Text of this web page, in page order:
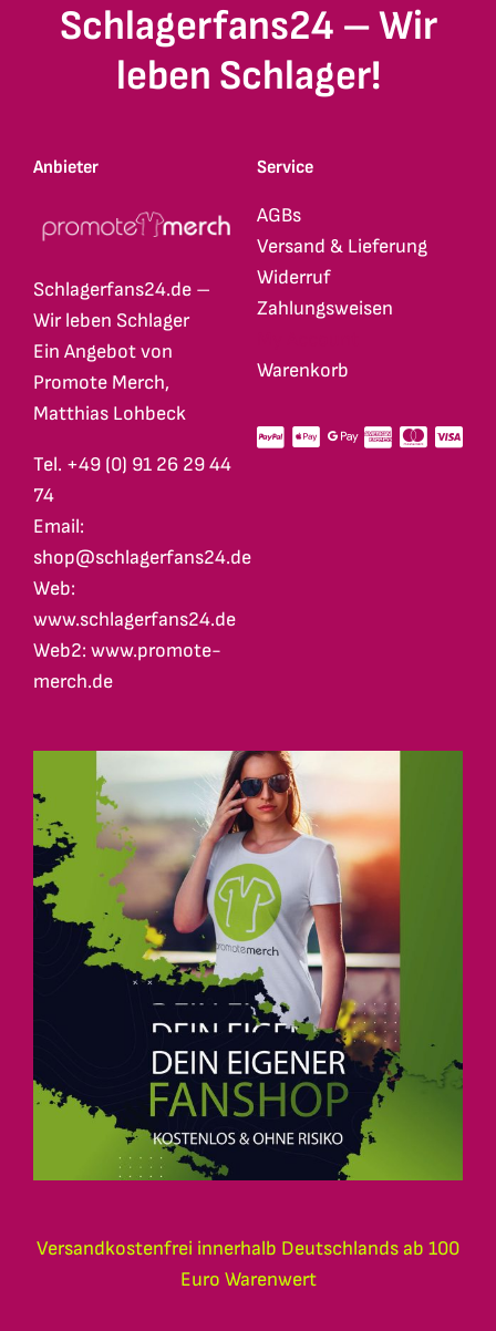
Schlagerfans24 – Wir
leben Schlager!
Anbieter
Schlagerfans24.de –
Wir leben Schlager
Ein Angebot von
Promote Merch,
Matthias Lohbeck
Tel. +49 (0) 91 26 29 44
74
Email:
shop@schlagerfans24.de
Web:
www.schlagerfans24.de
Web2: www.promote-
merch.de
Service
AGBs
Versand & Lieferung
Widerruf
Zahlungsweisen
Warenkorb
Versandkostenfrei innerhalb Deutschlands ab 100
Euro Warenwert